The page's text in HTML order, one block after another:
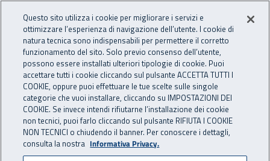
INAIL - Istituto Nazionale
Apri cerca
Navigazione principale
Navigazione - Ti trovi in:
Home Inail comunica News
12 dicembre 2022
Questo sito utilizza i cookie per migliorare i servizi e
ottimizzare l’esperienza di navigazione dell’utente. I cookie di
natura tecnica sono indispensabili per permettere il corretto
funzionamento del sito. Solo previo consenso dell’utente,
possono essere installati ulteriori tipologie di cookie. Puoi
accettare tutti i cookie cliccando sul pulsante ACCETTA TUTTI I
COOKIE, oppure puoi effettuare le tue scelte sulle singole
categorie che vuoi installare, cliccando su IMPOSTAZIONI DEI
COOKIE. Se invece intendi rifiutarne l’installazione dei cookie
non tecnici, puoi farlo cliccando sul pulsante RIFIUTA I COOKIE
NON TECNICI o chiudendo il banner. Per conoscere i dettagli,
consulta la nostra Informativa Privacy.